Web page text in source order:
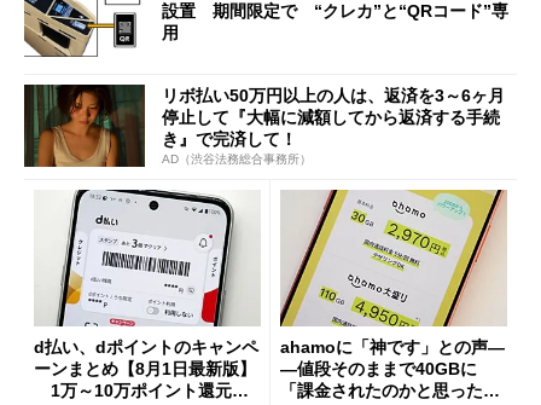
設置 期間限定で “クレカ”と“QRコード”専
用
リボ払い50万円以上の人は、返済を3～6ヶ月
停止して『大幅に減額してから返済する手続
き』で完済して！
AD（渋谷法務総合事務所）
d払い、dポイントのキャンペ
ーンまとめ【8月1日最新版】
1万～10万ポイント還元の
ahamoに「神です」との声―
―値段そのままで40GBに
「課金されたのかと思った」